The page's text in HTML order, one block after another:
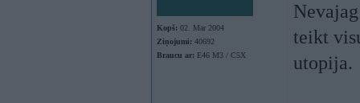
Kopš: 02. Mar 2004
Ziņojumi: 40692
Braucu ar: E46 M3 / C5X
teikt
utopija.